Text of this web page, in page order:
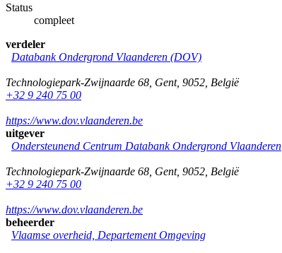
Status
compleet
verdeler
Databank Ondergrond Vlaanderen (DOV)
Technologiepark-Zwijnaarde 68 Gent, 9052 België
+32 9 240 75 00
https://www.dov.vlaanderen.be
uitgever
Ondersteunend Centrum Databank Ondergrond Vlaanderen
Technologiepark-Zwijnaarde 68 Gent, 9052 België
+32 9 240 75 00
https://www.dov.vlaanderen.be
beheerder
Vlaamse overheid, Departement Omgeving